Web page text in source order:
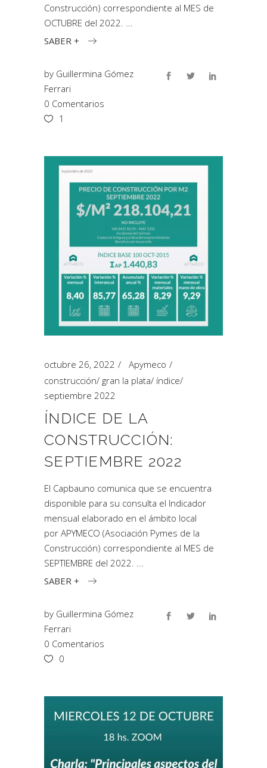
Construcción) correspondiente al MES de
OCTUBRE del 2022.
SABER +
by Guillermina Gómez
Ferrari
0 Comentarios
1
octubre 26, 2022
Apymeco
construcción/ gran la plata/ índice/
septiembre 2022
ÍNDICE DE LA
CONSTRUCCIÓN:
SEPTIEMBRE 2022
El Capbauno comunica que se encuentra
disponible para su consulta el Indicador
mensual elaborado en el ámbito local
por APYMECO (Asociación Pymes de la
Construcción) correspondiente al MES de
SEPTIEMBRE del 2022.
SABER +
by Guillermina Gómez
Ferrari
0 Comentarios
0